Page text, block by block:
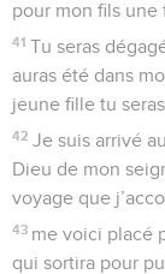
pour mon fils une
41 Tu seras
auras été dans
jeune fille tu
42 Je suis arrivé
Dieu de mon
voyage que
43 me voici placé
qui sortira pour